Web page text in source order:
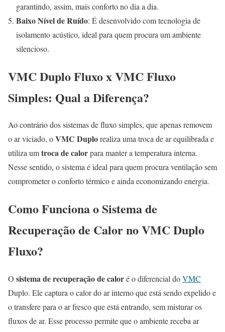
garantindo, assim, mais conforto no dia a dia.
Baixo Nível de Ruído: É desenvolvido com tecnologia de
isolamento acústico, ideal para quem procura um ambiente
silencioso.
VMC Duplo Fluxo x VMC Fluxo
Simples: Qual a Diferença?
Ao contrário dos sistemas de fluxo simples, que apenas removem
o ar viciado, oVMC Duplorealiza uma troca de ar equilibrada e
utiliza umtroca de calorpara manter a temperatura interna.
Nesse sentido, o sistema é ideal para quem procura ventilação sem
comprometer o conforto térmico e ainda economizando energia.
Como Funciona o Sistema de
Recuperação de Calor no VMC Duplo
Fluxo?
O sistema de recuperação de caloré o diferencial doVMC
Duplo. Ele captura o calor do ar interno que está sendo expelido e
o transfere para o ar fresco que está entrando, sem misturar os
fluxos de ar. Esse processo permite que o ambiente receba ar